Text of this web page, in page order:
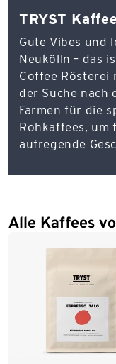
TRYST
Gute Vibes und
Neukölln – das
Coffee Rösterei
der Suche nach
Farmen für die
Rohkaffees, um
aufregende
Alle Kaffees